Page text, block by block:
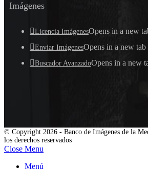
Imágenes
Licencia ImágenesOpens in a new
Enviar ImágenesOpens in a new tab
Buscador AvanzadoOpens in a new
© Copyright 2026 - Banco de Imágenes de la
los derechos reservados
Close Menu
Menú